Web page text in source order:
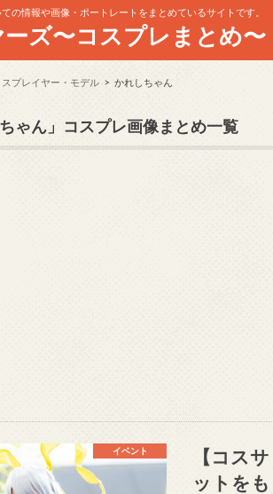
の情報や画像・ポートレートをまとめているサイトです。
ーズ〜コスプレまとめ〜
スプレイヤー・モデル かれしちゃん
ちゃん」コスプレ画像まとめ一覧
イベント
【コス
ットを